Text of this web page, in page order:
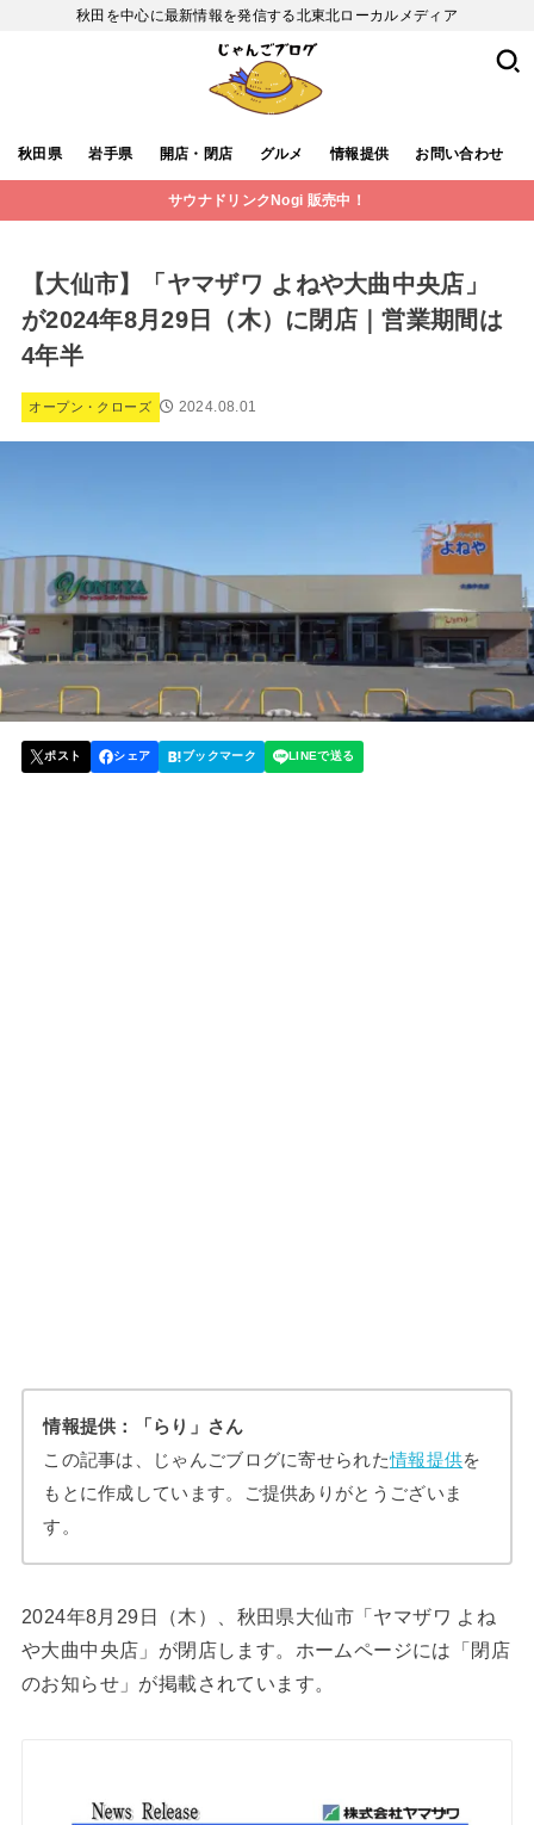
秋田を中心に最新情報を発信する北東北ローカルメディア
秋田県 岩手県 開店・閉店 グルメ 情報提供 お問い合わせ
サウナドリンクNogi 販売中！
【大仙市】「ヤマザワ よねや大曲中央店」
が2024年8月29日（木）に閉店｜営業期間は
4年半
オープン・クローズ 2024.08.01
情報提供：「らり 」さん
この記事は、じゃんごブログに寄せられた情報提供を
もとに作成しています。ご提供ありがとうございま
す。
2024年8月29日（木）、秋田県大仙市「ヤマザワ よね
や大曲中央店」が閉店します。ホームページには「閉店
のお知らせ」が掲載されています。